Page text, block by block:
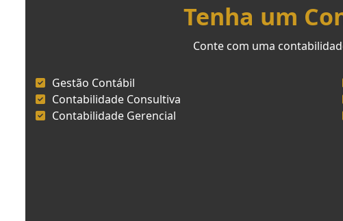
Tenha um
Conte com uma
Gestão Contábil
Contabilidade Consultiva
Contabilidade Gerencial